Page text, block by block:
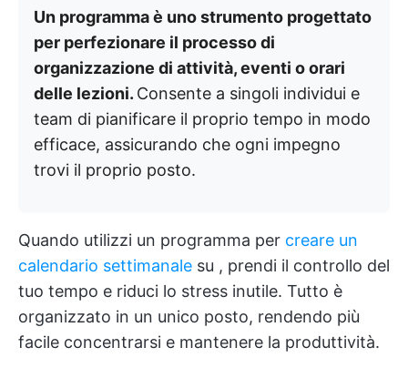
Un programma è uno strumento progettato
per perfezionare il processo di
organizzazione di attività, eventi o orari
delle lezioni. Consente a singoli individui e
team di pianificare il proprio tempo in modo
efficace, assicurando che ogni impegno
trovi il proprio posto.
Quando utilizzi un programma per creare un
calendario settimanale su , prendi il controllo del
tuo tempo e riduci lo stress inutile. Tutto è
organizzato in un unico posto, rendendo più
facile concentrarsi e mantenere la produttività.